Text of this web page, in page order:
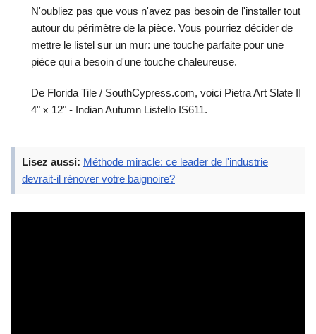
N'oubliez pas que vous n'avez pas besoin de l'installer tout
autour du périmètre de la pièce. Vous pourriez décider de
mettre le listel sur un mur: une touche parfaite pour une
pièce qui a besoin d'une touche chaleureuse.
De Florida Tile / SouthCypress.com, voici Pietra Art Slate II
4" x 12" - Indian Autumn Listello IS611.
Lisez aussi: Méthode miracle: ce leader de l'industrie
devrait-il rénover votre baignoire?